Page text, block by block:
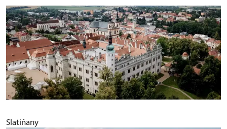
Slatiňany